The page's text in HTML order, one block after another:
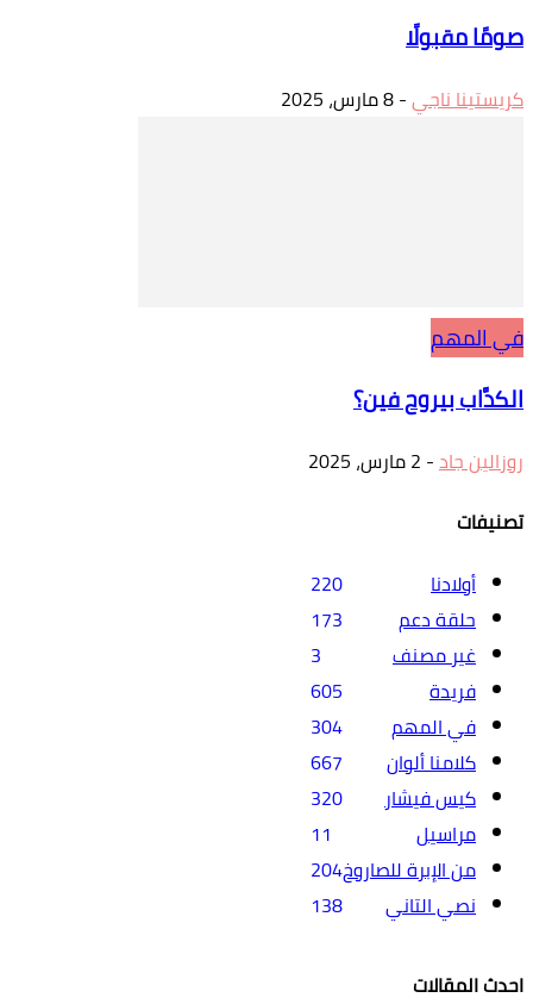
صومًا مقبولًا
كريستينا ناجي-8 مارس، 2025
في المهم
الكدَّاب بيروح فين؟
روزالين جاد- 2 مارس، 2025
تصنيفات
أولادنا
220
حلقة دعم
173
غير مصنف
3
فريدة
605
في المهم
304
كلامنا ألوان
667
كيس فيشار
320
مراسيل
11
من الإبرة للصاروخ204
نصي التاني
138
احدث المقالات